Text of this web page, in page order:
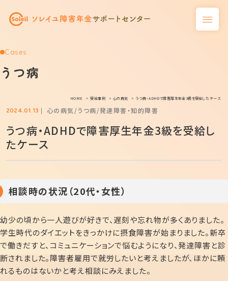
Cases
うつ病
HOME 受給事例 心の病気 うつ病・ADHDで障害厚生年金3級を受給したケース
2024.01.13 心の病気 うつ病 発達障害・知的障害
うつ病・ADHDで障害厚生年金3級を受給し
たケース
相談時の状況（20代・女性）
幼少の頃から一人遊びが好きで、遅刻や忘れ物が多くありました。
学生時代のダイエットをきっかけに摂食障害が始まりました。新卒
で働きだすと、コミュニケーションで悩むようになり、発達障害と診
断されました。障害者雇用で就労したいと考えましたが、ほかに頼
れるものはないかと考え相談にみえました。